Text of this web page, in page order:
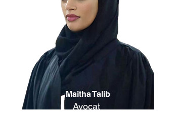
Maitha Talib
Avocat